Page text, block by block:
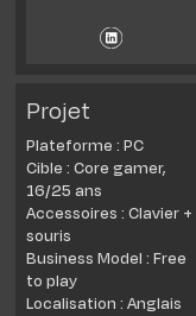
Projet
Plateforme :​ PC​​
Cible :​ Core gamer,
16/25 ans​​
Accessoires :​ Clavier +
souris​
Business Model :​ Free
to play​​
Localisation :​ Anglais